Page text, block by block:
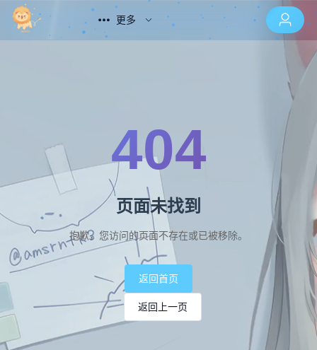
更多
404
页面未找到
抱歉，您访问的页面不存在或已被移除。
返回首页
返回上一页